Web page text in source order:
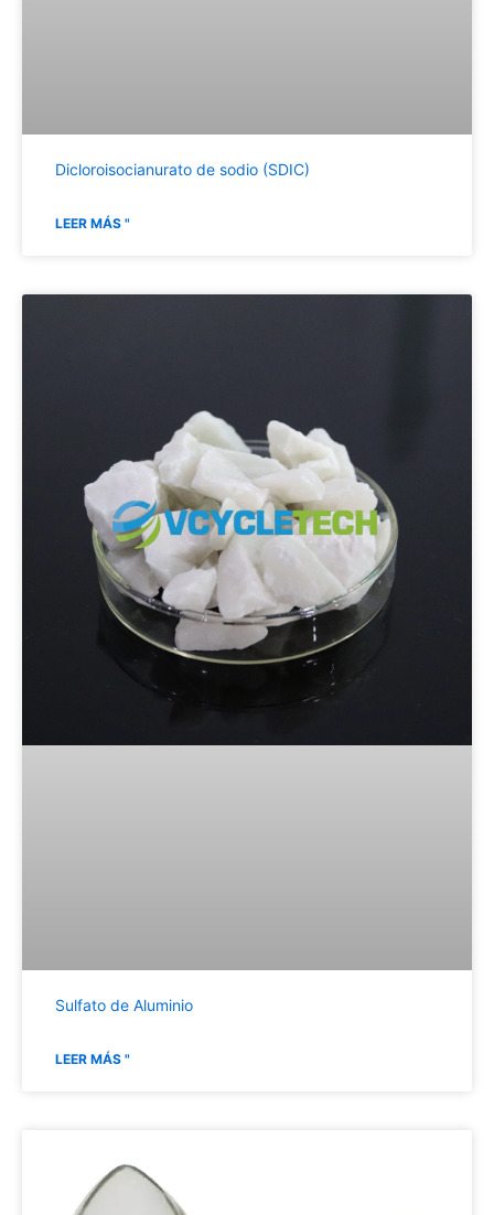
Dicloroisocianurato de sodio (SDIC)
LEER MÁS "
Sulfato de Aluminio
LEER MÁS "